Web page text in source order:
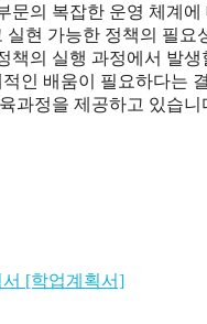
의 복잡한 운영 체계
현 가능한 정책의 필
의 실행 과정에서 발
인 배움이 필요하다는
과정을 제공하고 있습
[학업계획서]